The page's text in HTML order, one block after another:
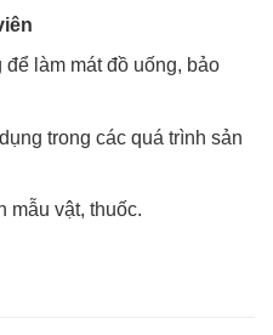
để làm mát đồ uống, bảo
trong các quá trình sản
mẫu vật, thuốc.